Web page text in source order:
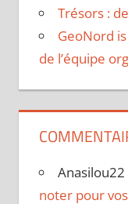
Trésors :
GeoNord
de l’équipe
Anasilou22
noter pour